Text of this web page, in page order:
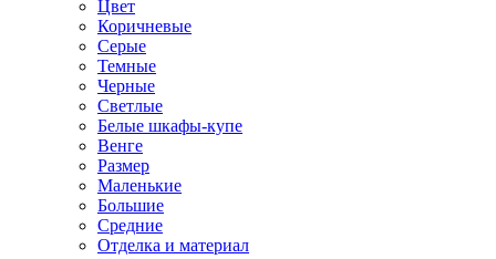
Цвет
Коричневые
Серые
Темные
Черные
Светлые
Белые шкафы-купе
Венге
Размер
Маленькие
Большие
Средние
Отделка и материал